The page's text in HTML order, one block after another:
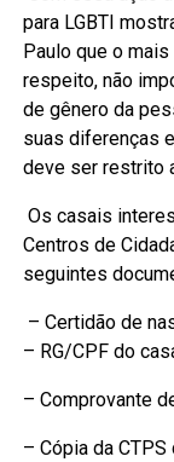
para LGBTI
Paulo que o
respeito, não
de gênero da
suas diferenças
deve ser restrito
Os casais
Centros de
seguintes
– Certidão de
– RG/CPF do
– Comprovante
– Cópia da CTPS